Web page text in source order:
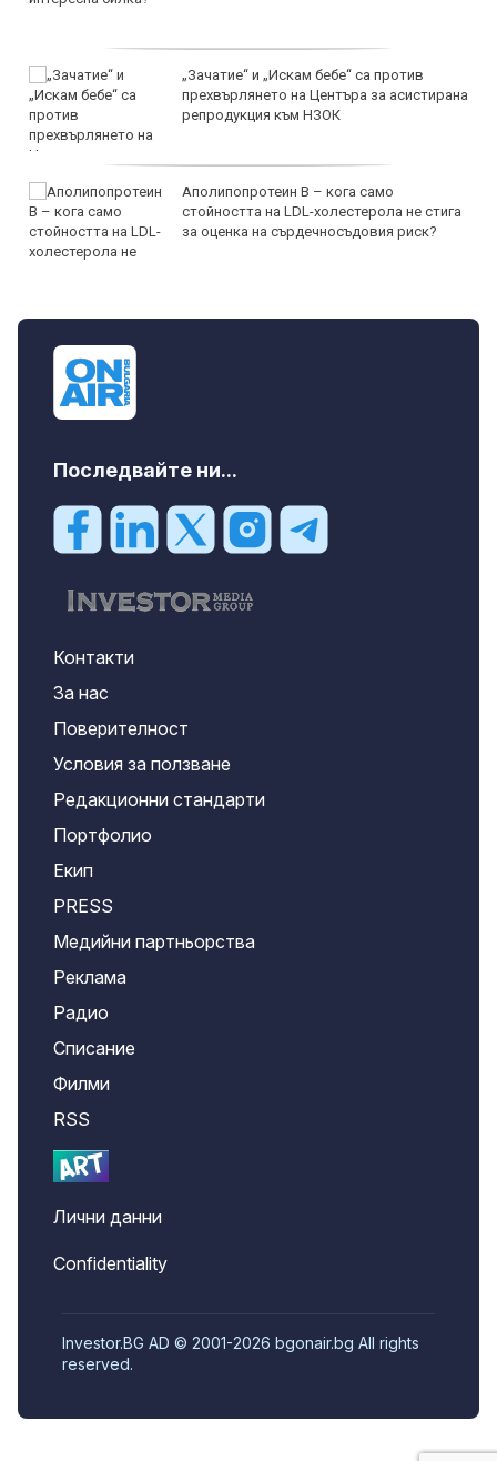
„Зачатие“ и „Искам бебе“ са против
прехвърлянето на Центъра за асистирана
репродукция към НЗОК
Аполипопротеин B – кога само
стойността на LDL-холестерола не стига
за оценка на сърдечносъдовия риск?
Последвайте ни...
Контакти
За нас
Поверителност
Условия за ползване
Редакционни стандарти
Портфолио
Екип
PRESS
Медийни партньорства
Реклама
Радио
Списание
Филми
RSS
Лични данни
Confidentiality
Investor.BG AD © 2001-2026 bgonair.bg All rights
reserved.